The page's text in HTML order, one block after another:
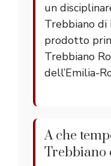
un
Trebbiano di
prodotto
Trebbiano
dell’Emilia-
A che
Trebbiano